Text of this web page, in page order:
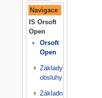
Navigace
IS Orsoft
Open
Orsoft
Open
Základy
obsluhy
Základní